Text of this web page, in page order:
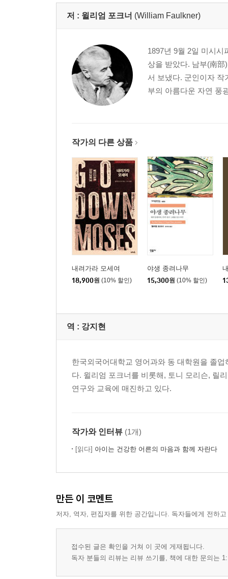
저 : 윌리엄 포크너 (William Faulkner)
1897년 9월 2일 미시
상을 받았다. 남부(南
서 보냈다. 군인이자
부의 아름다운 자연 풍
작가의 다른 상품
내려가라 모세여
18,900원 (10% 할인)
야생 종려나무
15,300원 (10% 할인)
역 : 강지현
한국외국어대학교 영어과와 동 대학원을 졸
다. 윌리엄 포크너를 비롯해, 토니 모리슨, 릴
연구와 교육에 매진하고 있다.
작가와 인터뷰 (1개)
[읽다] 아이는 건강한 어른의 마음과 함께 자란다
만든 이 코멘트
저자, 역자, 편집자를 위한 공간입니다. 독자들에게 전하
접수된 글은 확인을 거쳐 이 곳에 게재됩니다.
독자 분들의 리뷰는 리뷰 쓰기를, 책에 대한 문의는